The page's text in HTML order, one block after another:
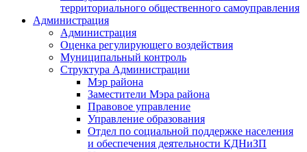
территориального общественного самоуправления
Администрация
Администрация
Оценка регулирующего воздействия
Муниципальный контроль
Структура Администрации
Мэр района
Заместители Мэра района
Правовое управление
Управление образования
Отдел по социальной поддержке населения
и обеспечения деятельности КДНиЗП